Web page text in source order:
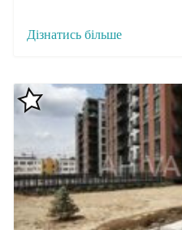
Дізнатись більше